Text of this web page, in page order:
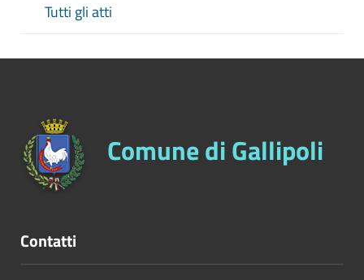
Tutti gli atti
Comune di Gallipoli
Contatti